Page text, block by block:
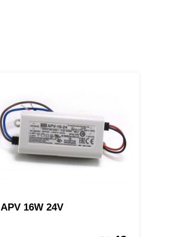
APV 16W 24V